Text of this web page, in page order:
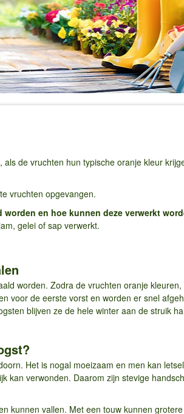
de vruchten hun typische oranje kleur
vruchten opgevangen.
en hoe kunnen deze verwerkt
gelei of sap verwerkt.
worden. Zodra de vruchten oranje
voor de eerste vorst en worden er snel
blijven ze de hele winter aan de struik
Het is nogal moeizaam en men kan
kan verwonden. Daarom zijn stevige
kunnen vallen. Met een touw kunnen